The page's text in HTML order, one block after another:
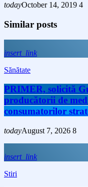
todayOctober 14, 2019 4
Similar posts
insert_link
Sănătate
PRIMER, solicită
producătorii de
consumatorilor
todayAugust 7, 2026 8
insert_link
Stiri